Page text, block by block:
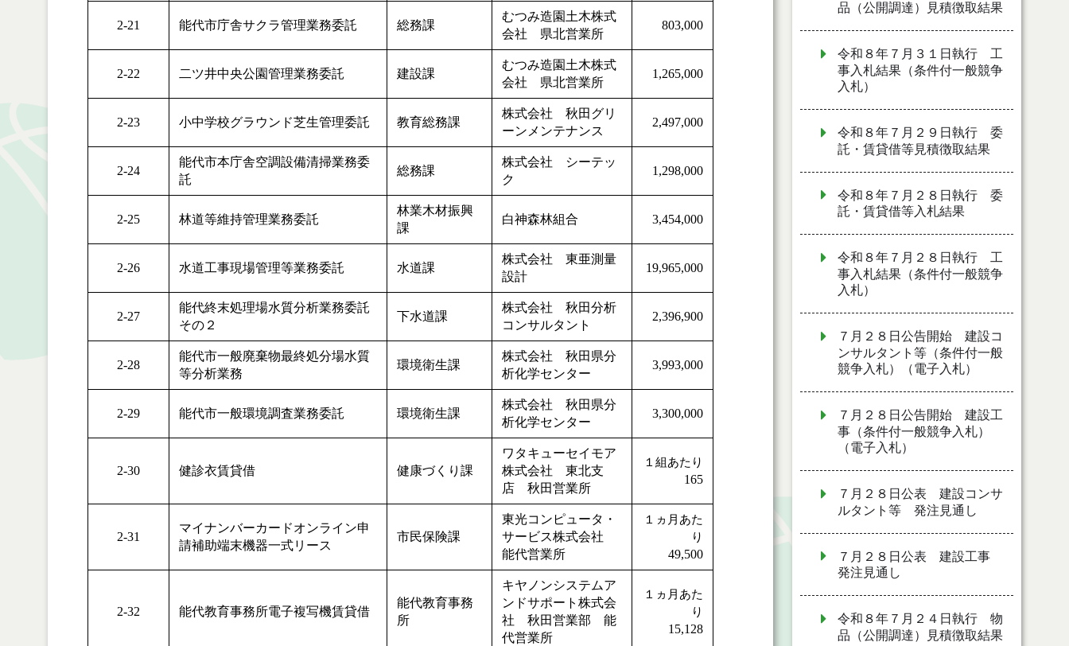
2-21 能代市庁舎サクラ管理業務委託 総務課
むつみ造園土木株式
会社 県北営業所
803,000
2-22 二ツ井中央公園管理業務委託 建設課
むつみ造園土木株式
会社 県北営業所
1,265,000
2-23 小中学校グラウンド芝生管理委託 教育総務課
株式会社 秋田グリ
ーンメンテナンス
2,497,000
2-24
能代市本庁舎空調設備清掃業務委
託
総務課
株式会社 シーテッ
ク
1,298,000
2-25 林道等維持管理業務委託
林業木材振興
課
白神森林組合 3,454,000
2-26 水道工事現場管理等業務委託 水道課
株式会社 東亜測量
設計
19,965,000
2-27
能代終末処理場水質分析業務委託
その２
下水道課
株式会社 秋田分析
コンサルタント
2,396,900
2-28
能代市一般廃棄物最終処分場水質
等分析業務
環境衛生課
株式会社 秋田県分
析化学センター
3,993,000
2-29 能代市一般環境調査業務委託 環境衛生課
株式会社 秋田県分
析化学センター
3,300,000
2-30 健診衣賃貸借 健康づくり課
ワタキューセイモア
株式会社 東北支
店 秋田営業所
１組あたり
165
2-31
マイナンバーカードオンライン申
請補助端末機器一式リース
市民保険課
東光コンピュータ・
サービス株式会社
能代営業所
１ヵ月あた
り
49,500
2-32 能代教育事務所電子複写機賃貸借
能代教育事務
所
キヤノンシステムア
ンドサポート株式会
社 秋田営業部 能
代営業所
１ヵ月あた
り
15,128
品（公開調達）見積徴取結果
令和８年７月３１日執行 工
事入札結果（条件付一般競争
入札）
令和８年７月２９日執行 委
託・賃貸借等見積徴取結果
令和８年７月２８日執行 委
託・賃貸借等入札結果
令和８年７月２８日執行 工
事入札結果（条件付一般競争
入札）
７月２８日公告開始 建設コ
ンサルタント等（条件付一般
競争入札）（電子入札）
７月２８日公告開始 建設工
事（条件付一般競争入札）
（電子入札）
７月２８日公表 建設コンサ
ルタント等 発注見通し
７月２８日公表 建設工事
発注見通し
令和８年７月２４日執行 物
品（公開調達）見積徴取結果